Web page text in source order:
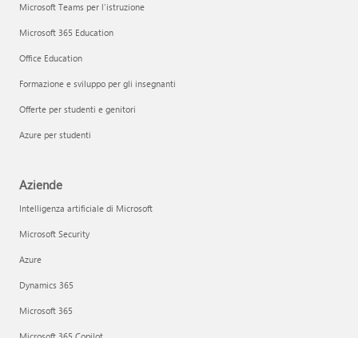
Microsoft Teams per l'istruzione
Microsoft 365 Education
Office Education
Formazione e sviluppo per gli insegnanti
Offerte per studenti e genitori
Azure per studenti
Aziende
Intelligenza artificiale di Microsoft
Microsoft Security
Azure
Dynamics 365
Microsoft 365